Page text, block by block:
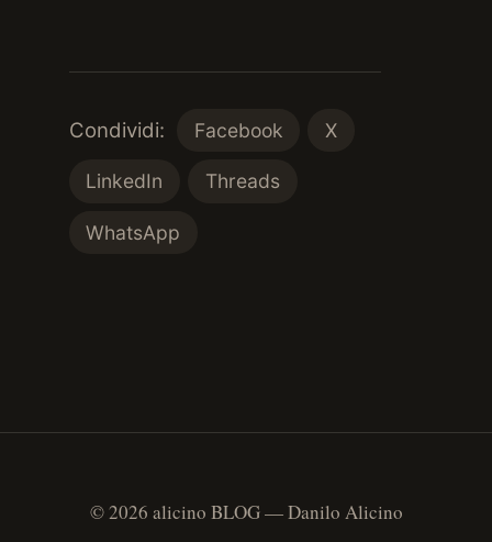
Condividi: Facebook X
LinkedIn Threads
WhatsApp
© 2026 alicino BLOG — Danilo Alicino